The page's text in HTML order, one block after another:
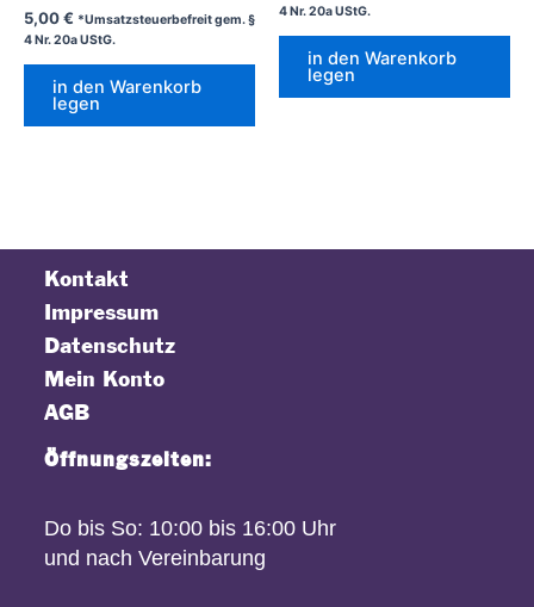
5,00€ *Umsatzsteuerbefreit gem. §
4 Nr. 20a UStG.
in den Warenkorb
legen
4 Nr. 20a UStG.
in den Warenkorb
legen
Kontakt
Impressum
Datenschutz
Mein Konto
AGB
Öffnungszeiten:
Do bis So: 10:00 bis 16:00 Uhr
und nach Vereinbarung